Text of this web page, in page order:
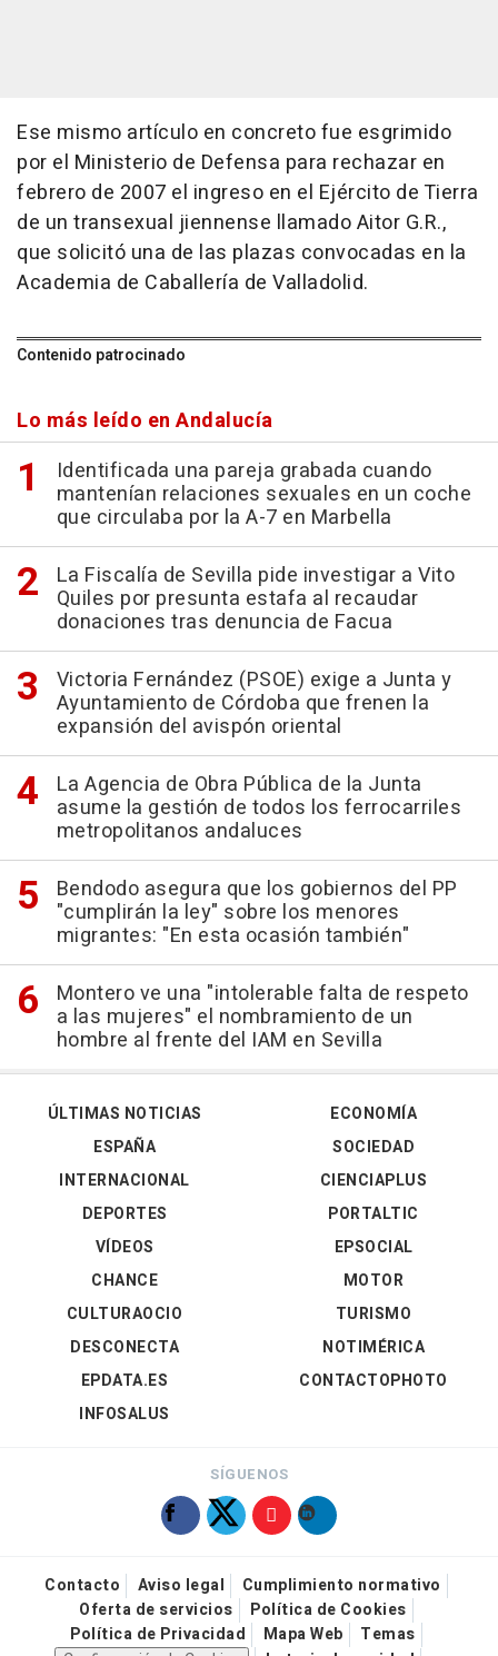
Ese mismo artículo en concreto fue esgrimido
por el Ministerio de Defensa para rechazar en
febrero de 2007 el ingreso en el Ejército de Tierra
de un transexual jiennense llamado Aitor G.R.,
que solicitó una de las plazas convocadas en la
Academia de Caballería de Valladolid.
Contenido patrocinado
Lo más leído en Andalucía
Identificada una pareja grabada cuando
mantenían relaciones sexuales en un coche
que circulaba por la A-7 en Marbella
La Fiscalía de Sevilla pide investigar a Vito
Quiles por presunta estafa al recaudar
donaciones tras denuncia de Facua
Victoria Fernández (PSOE) exige a Junta y
Ayuntamiento de Córdoba que frenen la
expansión del avispón oriental
La Agencia de Obra Pública de la Junta
asume la gestión de todos los ferrocarriles
metropolitanos andaluces
Bendodo asegura que los gobiernos del PP
"cumplirán la ley" sobre los menores
migrantes: "En esta ocasión también"
Montero ve una "intolerable falta de respeto
a las mujeres" el nombramiento de un
hombre al frente del IAM en Sevilla
ÚLTIMAS NOTICIAS
ESPAÑA
INTERNACIONAL
DEPORTES
VÍDEOS
ECONOMÍA
SOCIEDAD
CIENCIAPLUS
PORTALTIC
EPSOCIAL
CHANCE
CULTURAOCIO
DESCONECTA
EPDATA.ES
INFOSALUS
MOTOR
TURISMO
NOTIMÉRICA
CONTACTOPHOTO
SÍGUENOS
Contacto Aviso legal
Cumplimiento normativo
Oferta de servicios
Política de Cookies
Política de Privacidad
Mapa Web
Temas